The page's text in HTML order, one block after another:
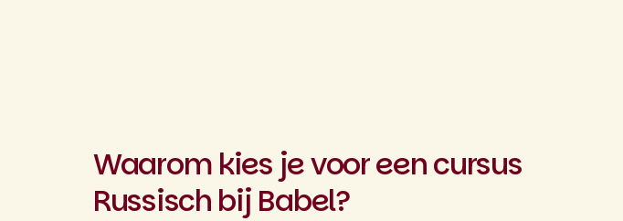
Waarom kies je voor een cursus
Russisch bij Babel?